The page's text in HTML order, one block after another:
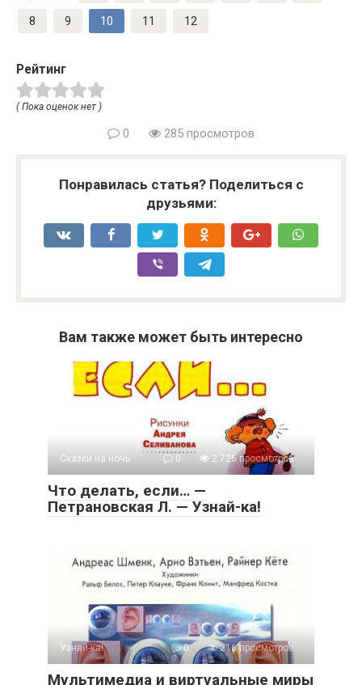
8 9 10 11 12
Рейтинг
( Пока оценок нет )
0 285 просмотров
Понравилась статья? Поделиться с
друзьями:
Вам также может быть интересно
Сказки на ночь 0 2 726 просмотров
Что делать, если… —
Петрановская Л. — Узнай-ка!
Узнай-ка! 0 216 просмотров
Мультимедиа и виртуальные миры